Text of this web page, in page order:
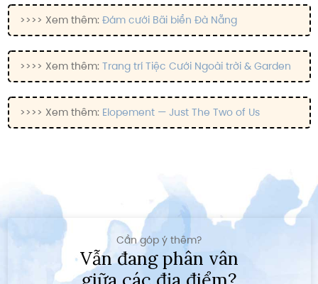
>>>> Xem thêm: Đám cưới Bãi biển Đà Nẵng
>>>> Xem thêm: Trang trí Tiệc Cưới Ngoài trời & Garden
>>>> Xem thêm: Elopement — Just The Two of Us
Cần góp ý thêm?
Vẫn đang phân vân